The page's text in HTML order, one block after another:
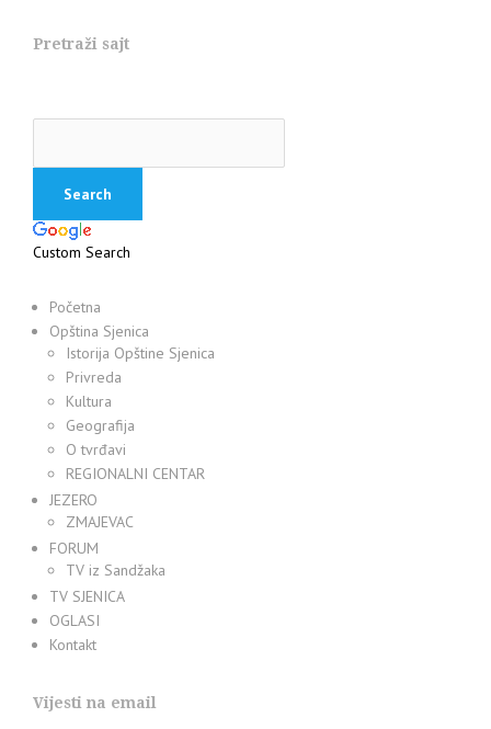
Pretraži sajt
Custom Search
Početna
Opština Sjenica
Istorija Opštine Sjenica
Privreda
Kultura
Geografija
O tvrđavi
REGIONALNI CENTAR
JEZERO
ZMAJEVAC
FORUM
TV iz Sandžaka
TV SJENICA
OGLASI
Kontakt
Vijesti na email